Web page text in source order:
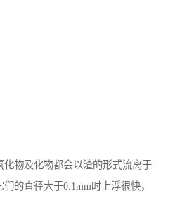
化物及化物都会以渣的形式流离于
的直径大于0.1mm时上浮很快，